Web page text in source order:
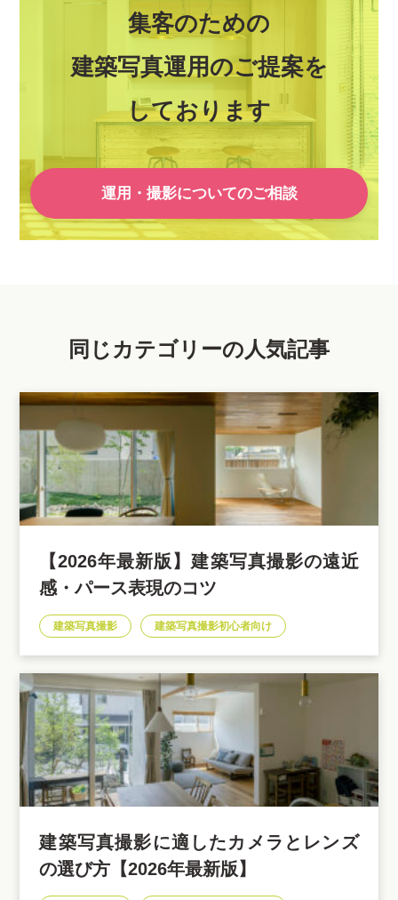
集客のための
建築写真運用のご提案を
しております
運用・撮影についてのご相談
同じカテゴリーの人気記事
【2026年最新版】建築写真撮影の遠近
感・パース表現のコツ
建築写真撮影 建築写真撮影初心者向け
建築写真撮影に適したカメラとレンズ
の選び方【2026年最新版】